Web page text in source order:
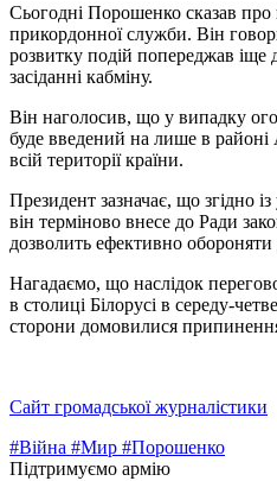
Сьогодні Порошенко сказав про
прикордонної служби. Він
розвитку подій попереджав іще
засіданні кабміну.
Він наголосив, що у випадку
буде введений на лише в
всій території країни.
Президент зазначає, що згідно
він терміново внесе до Ради
дозволить ефективно обороняти
Нагадаємо, що наслідок
в столиці Білорусі в середу-
сторони домовилися
Сайт громадської журналістики
#Війна #Мир #Порошенко
Підтримуємо армію